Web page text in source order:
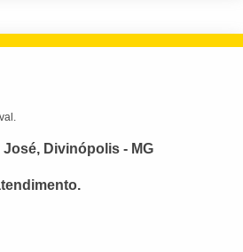
José, Divinópolis - MG